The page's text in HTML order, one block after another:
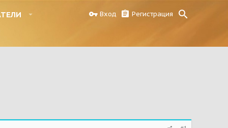
Вход Регистрация